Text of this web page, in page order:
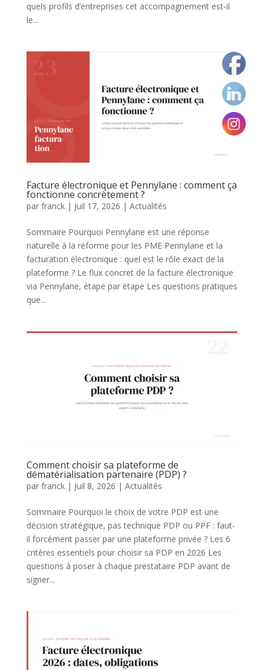
quels profils d’entreprises cet accompagnement est-il
le...
Facture électronique et Pennylane : comment ça
fonctionne concrètement ?
par franck| Juil 17, 2026 | Actualités
Sommaire Pourquoi Pennylane est une réponse
naturelle à la réforme pour les PME Pennylane et la
facturation électronique : quel est le rôle exact de la
plateforme ? Le flux concret de la facture électronique
via Pennylane, étape par étape Les questions pratiques
que...
Comment choisir sa plateforme de
dématérialisation partenaire (PDP) ?
par franck| Juil 8, 2026 | Actualités
Sommaire Pourquoi le choix de votre PDP est une
décision stratégique, pas technique PDP ou PPF : faut-
il forcément passer par une plateforme privée ? Les 6
critères essentiels pour choisir sa PDP en 2026 Les
questions à poser à chaque prestataire PDP avant de
signer...